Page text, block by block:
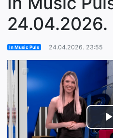
24.04.2026.
In Music Puls 24.04.2026. 23:55